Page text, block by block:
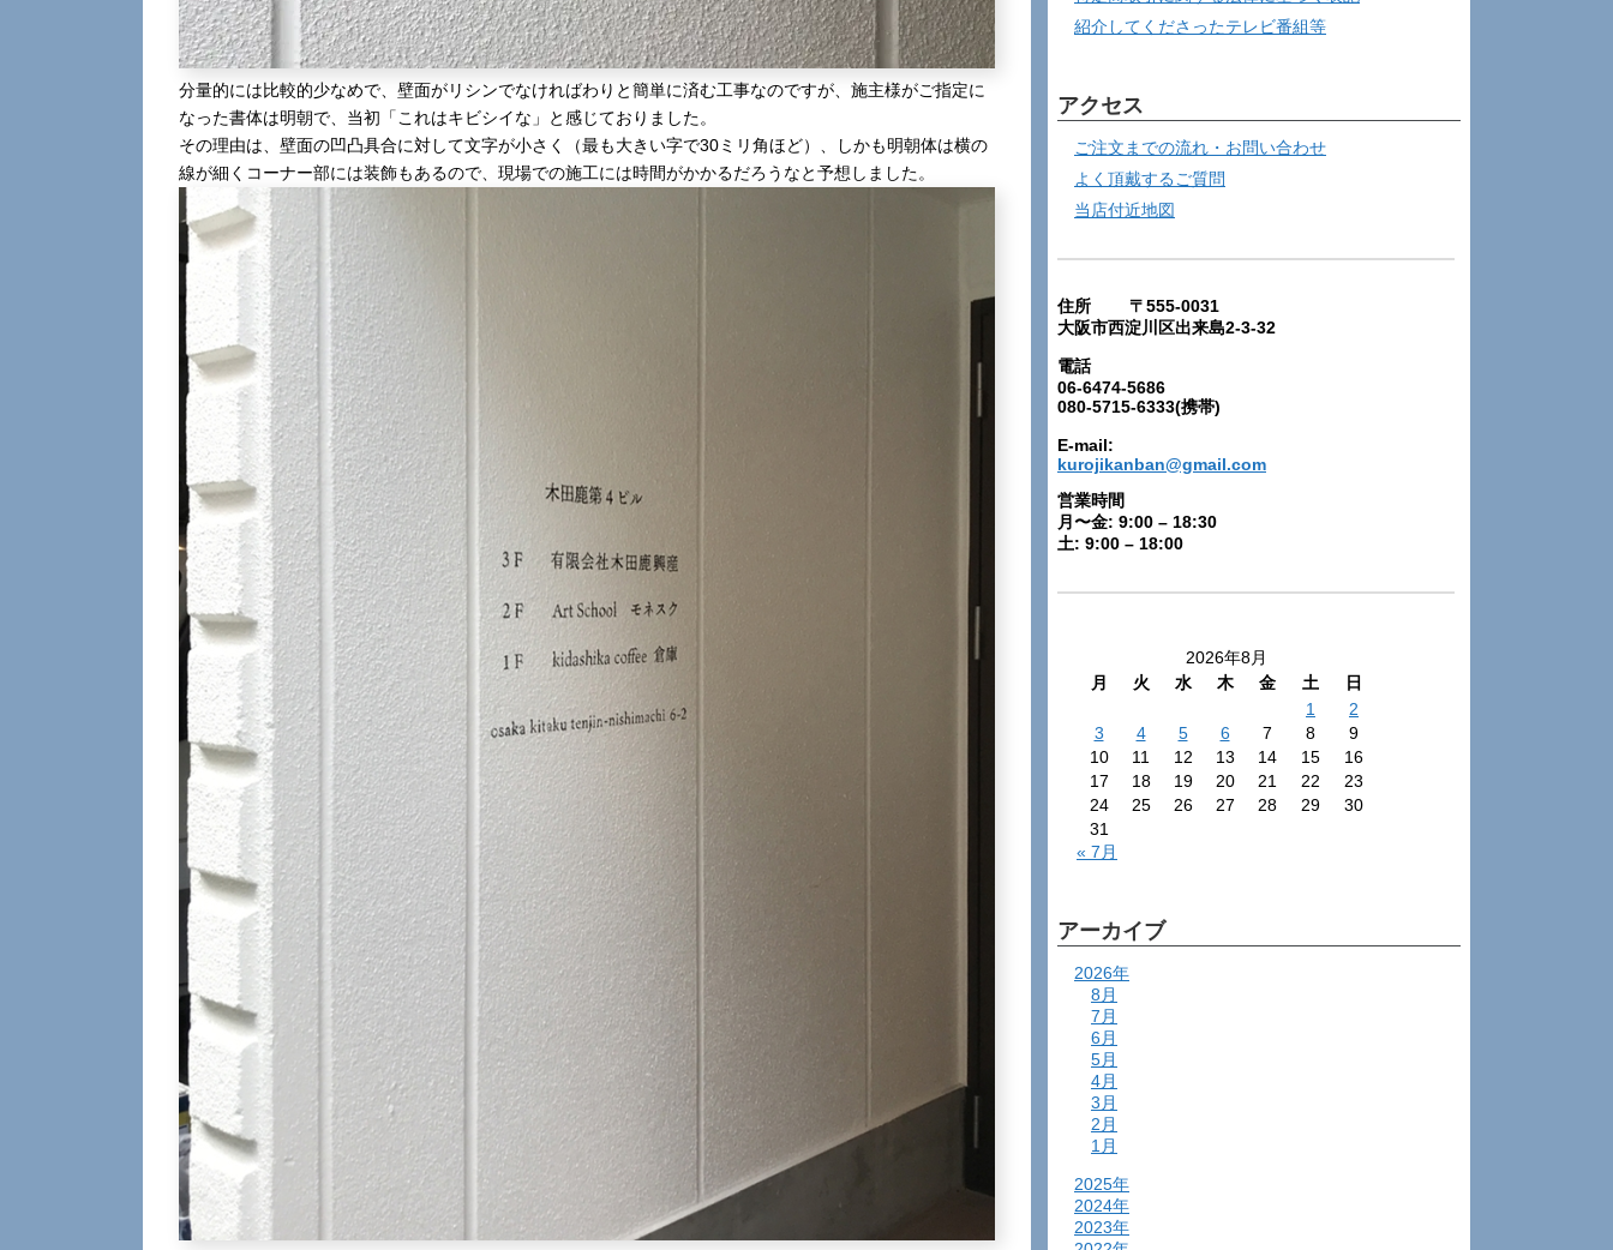
分量的には比較的少なめで、壁面がリシンでなければわりと簡単に済む工事なのですが、施主様がご指定に
なった書体は明朝で、当初「これはキビシイな」と感じておりました。
その理由は、壁面の凹凸具合に対して文字が小さく（最も大きい字で30ミリ角ほど）、しかも明朝体は横の
線が細くコーナー部には装飾もあるので、現場での施工には時間がかかるだろうなと予想しました。
紹介してくださったテレビ番組等
アクセス
ご注文までの流れ・お問い合わせ
よく頂戴するご質問
当店付近地図
住所 〒555-0031
大阪市西淀川区出来島2-3-32
電話
06-6474-5686
080-5715-6333(携帯)
E-mail:
kurojikanban@gmail.com
営業時間
月〜金: 9:00 – 18:30
土: 9:00 – 18:00
2026年8月
月
火 水 木 金 土
日
1
2
3
4 5 6 7 8
9
10
11 12 13 14 15
16
17
18 19 20 21 22
23
24
25 26 27 28 29
30
31
« 7月
アーカイブ
2026年
8月
7月
6月
5月
4月
3月
2月
1月
2025年
2024年
2023年